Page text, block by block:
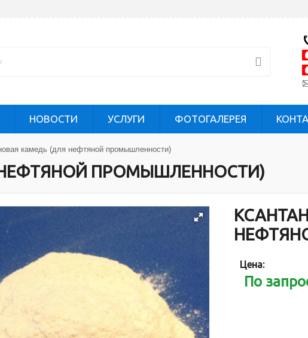
НОВОСТИ УСЛУГИ ФОТОГАЛЕРЕЯ
камедь (для нефтяной промышленности)
ПРОМЫШЛЕННОСТИ)
Цена:
По